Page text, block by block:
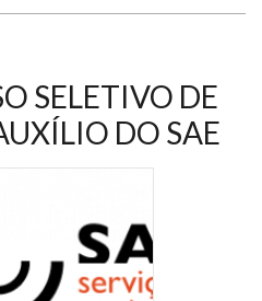
SELETIVO DE
DO SAE